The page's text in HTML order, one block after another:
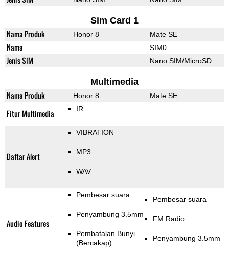
Sim Card 1
Nama Produk Honor 8 Mate SE
Nama SIM0
Jenis SIM Nano SIM/MicroSD
Multimedia
Nama Produk Honor 8 Mate SE
Fitur Multimedia IR
Daftar Alert
VIBRATION
MP3
WAV
Audio Features
Pembesar suara
Penyambung 3.5mm
Pembatalan Bunyi
(Bercakap)
Pembesar suara
FM Radio
Penyambung 3.5mm